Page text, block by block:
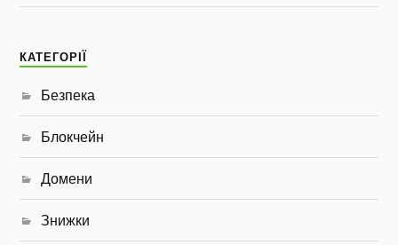
КАТЕГОРІЇ
Безпека
Блокчейн
Домени
Знижки